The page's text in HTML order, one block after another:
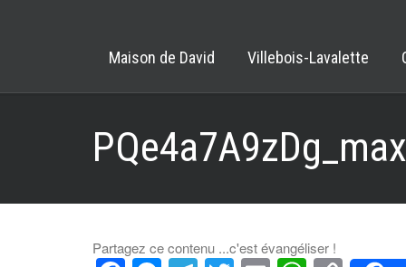
Maison de David Villebois-Lavalette
Partagez ce contenu ...c'est évangéliser !